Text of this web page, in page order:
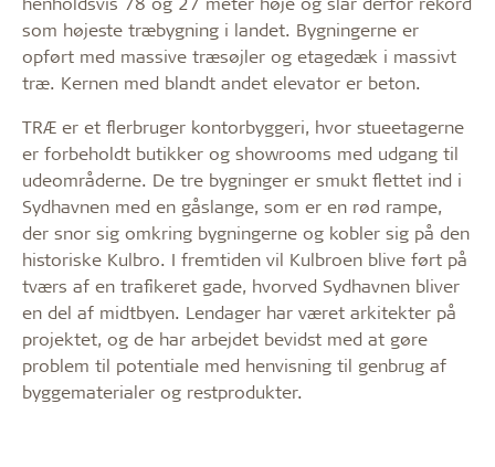
som højeste træbygning i landet. Bygningerne er
opført med massive træsøjler og etagedæk i massivt
træ. Kernen med blandt andet elevator er beton.
TRÆ er et flerbruger kontorbyggeri, hvor stueetagerne
er forbeholdt butikker og showrooms med udgang til
udeområderne. De tre bygninger er smukt flettet ind i
Sydhavnen med en gåslange, som er en rød rampe,
der snor sig omkring bygningerne og kobler sig på den
historiske Kulbro. I fremtiden vil Kulbroen blive ført på
tværs af en trafikeret gade, hvorved Sydhavnen bliver
en del af midtbyen. Lendager har været arkitekter på
projektet, og de har arbejdet bevidst med at gøre
problem til potentiale med henvisning til genbrug af
byggematerialer og restprodukter.